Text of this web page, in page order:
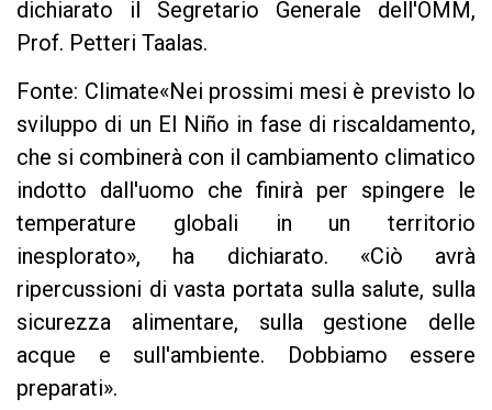
dichiarato il Segretario Generale dell'OMM,
Prof. Petteri Taalas.
Fonte: Climate«Nei prossimi mesi è previsto lo
sviluppo di un El Niño in fase di riscaldamento,
che si combinerà con il cambiamento climatico
indotto dall'uomo che finirà per spingere le
temperature globali in un territorio
inesplorato», ha dichiarato. «Ciò avrà
ripercussioni di vasta portata sulla salute, sulla
sicurezza alimentare, sulla gestione delle
acque e sull'ambiente. Dobbiamo essere
preparati».